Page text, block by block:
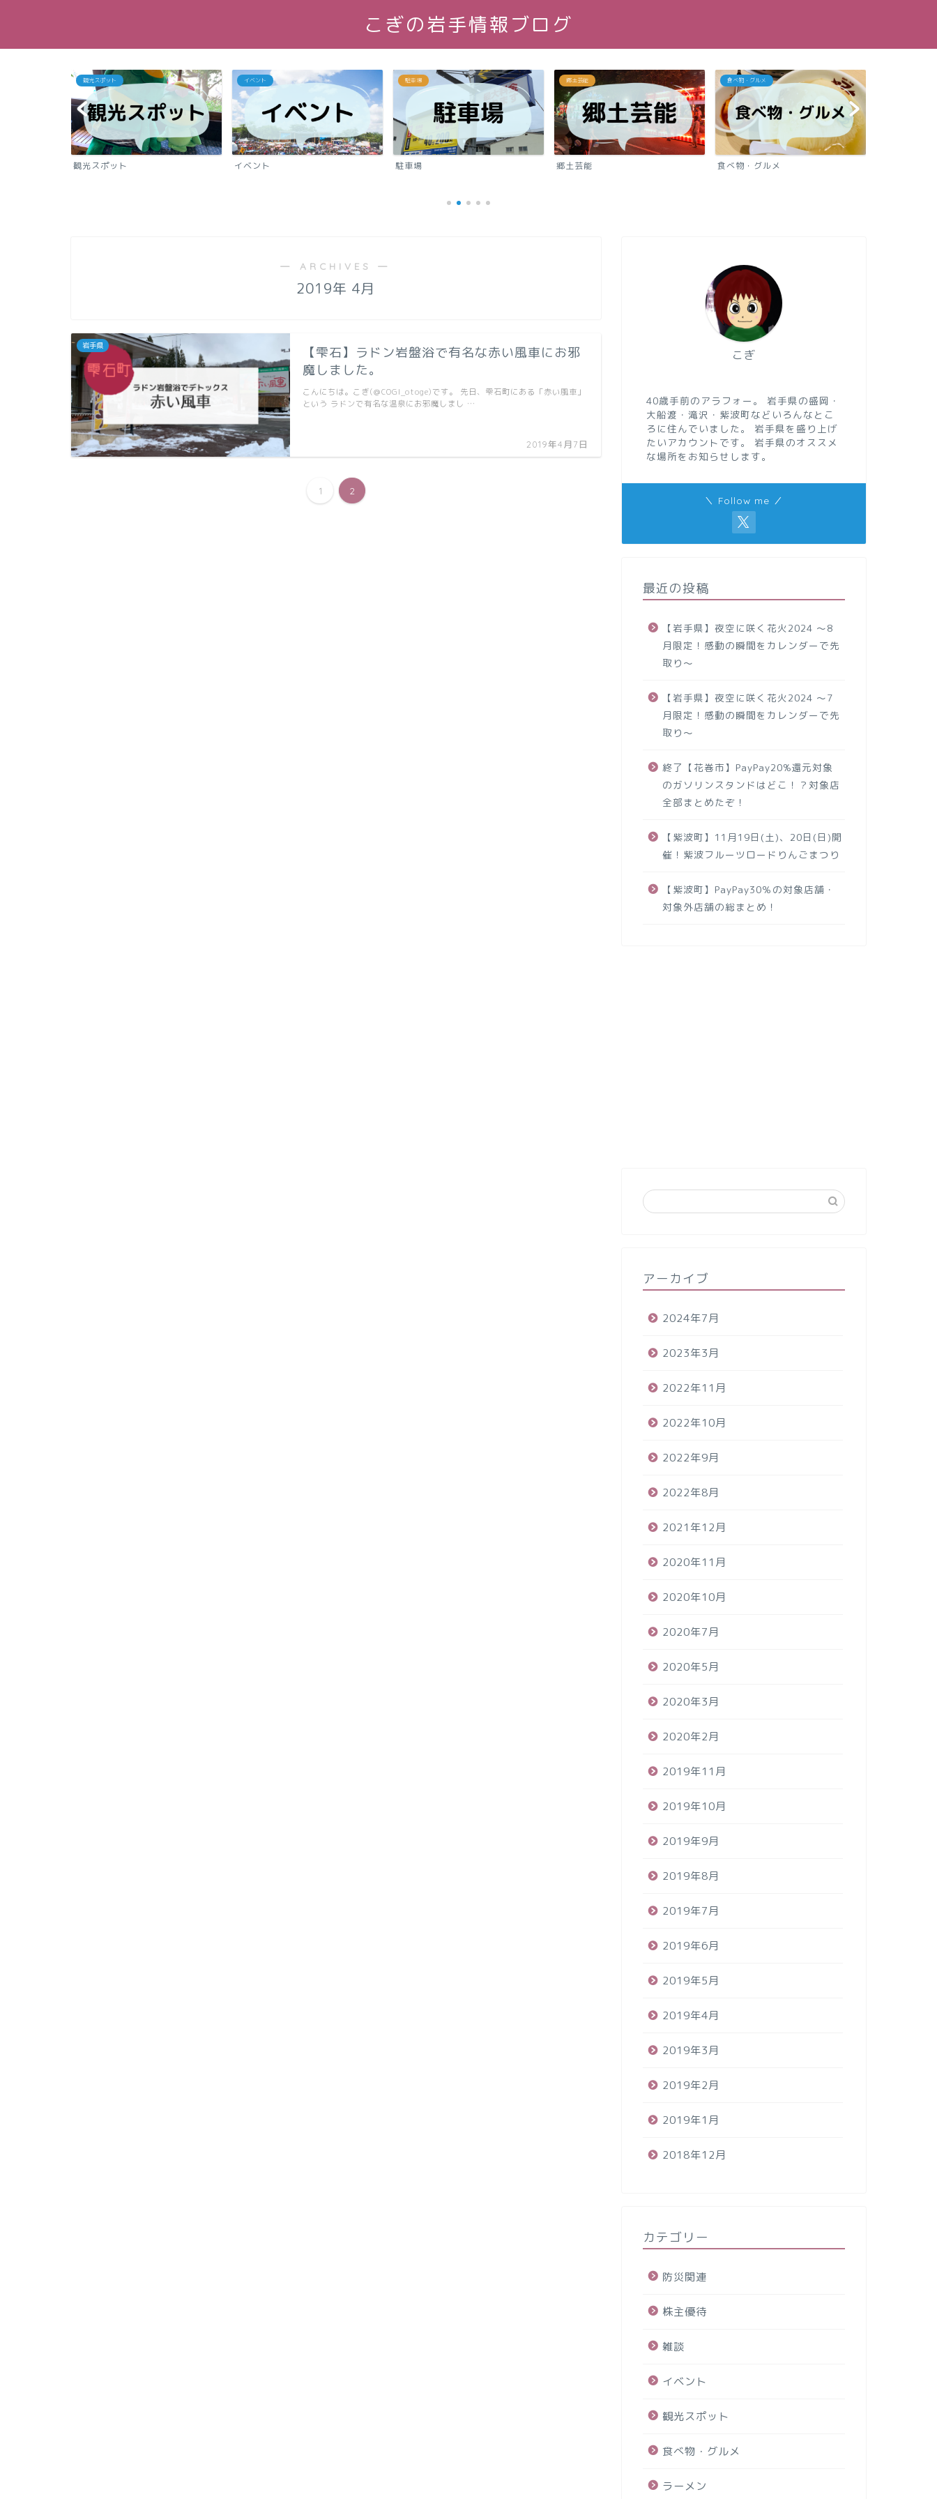
こぎの岩手情報ブログ
イベント 駐車場 郷土芸能 食べ物・グルメ 観光スポット
観光スポット
― ARCHIVES ―
2019年 4月
岩手県
【雫石】ラドン岩盤浴で有名な赤い風車にお邪
魔しました。
2019年4月7日
こんにちは。こぎ(＠COGI_otoge)です。 先日、雫石町にある「赤い風車」
という ラドンで有名な温泉にお邪魔しまし …
1 2
こぎ
40歳手前のアラフォー。 岩手県の盛岡・
大船渡・滝沢・紫波町などいろんなとこ
ろに住んでいました。 岩手県を盛り上げ
たいアカウントです。 岩手県のオススメ
な場所をお知らせします。
＼ Follow me ／
最近の投稿
【岩手県】夜空に咲く花火2024 ～8
月限定！感動の瞬間をカレンダーで先
取り～
【岩手県】夜空に咲く花火2024 ～7
月限定！感動の瞬間をカレンダーで先
取り～
終了【花巻市】PayPay20%還元対象
のガソリンスタンドはどこ！？対象店
全部まとめたぞ！
【紫波町】11月19日(土)、20日(日)開
催！紫波フルーツロードりんごまつり
【紫波町】PayPay30％の対象店舗・
対象外店舗の総まとめ！
アーカイブ
2024年7月
2023年3月
2022年11月
2022年10月
2022年9月
2022年8月
2021年12月
2020年11月
2020年10月
2020年7月
2020年5月
2020年3月
2020年2月
2019年11月
2019年10月
2019年9月
2019年8月
2019年7月
2019年6月
2019年5月
2019年4月
2019年3月
2019年2月
2019年1月
2018年12月
カテゴリー
防災関連
株主優待
雑談
イベント
観光スポット
食べ物・グルメ
ラーメン